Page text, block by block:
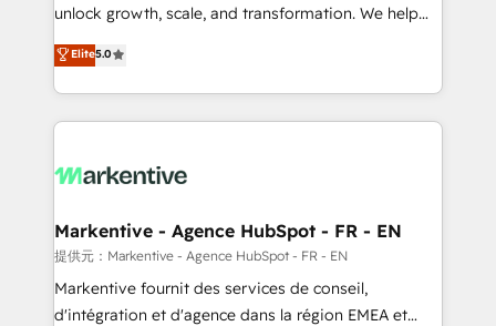
データ移行と活用設計まで。 ▸ AEO対応：ChatGPT・
ンツとサイト構造を最適化。 🏆 なぜ100incを選ぶの
か？ ✓ HubSpot Eliteパートナー認定 ✓ HubSpotアワ
ード受賞・HUGリーダー ✓ ISO27001:2022 /
HubSpot大百科 出版 CRM・AI活用に関するご相談、現
せください。
accreditations and deep HIPAA-compliance
expertise. - A team of 250+ experts dedicated to
your resilient growth.
unlock growth, scale, and transformation. We help
companies activate HubSpot’s AI-powered
customer platform and operationalize HubSpot’s
Loop Marketing framework through expert-led
services, smart agents, and purpose-built apps,
results, fast. ⚙️CRM & RevOps: Align all Hubs to your
🎯Demand Gen & ABM: Drive pipeline with inbound,
ABM, AEO, SEO, & paid media. 👩‍💻Web Design:
Build high-performing websites with UX, messaging,
& conversion strategy that drive results. 🤖AI
Elite5.0
Markentive - Agence HubSpot - FR - EN
提供元：Markentive - Agence HubSpot - FR - EN
Markentive fournit des services de conseil,
d'intégration et d'agence dans la région EMEA et